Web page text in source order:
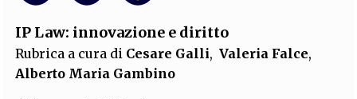
IP Law: innovazione e diritto
Rubrica a cura di Cesare Galli,Valeria Falce,
Alberto Maria Gambino